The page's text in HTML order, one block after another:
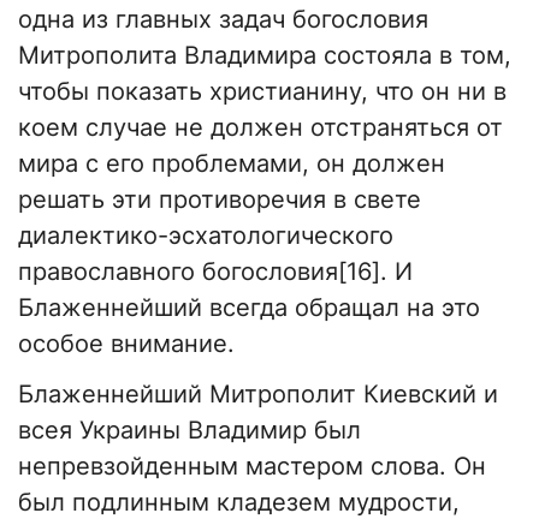
одна из главных задач богословия
Митрополита Владимира состояла в том,
чтобы показать христианину, что он ни в
коем случае не должен отстраняться от
мира с его проблемами, он должен
решать эти противоречия в свете
диалектико-эсхатологического
православного богословия[16]. И
Блаженнейший всегда обращал на это
особое внимание.
Блаженнейший Митрополит Киевский и
всея Украины Владимир был
непревзойденным мастером слова. Он
был подлинным кладезем мудрости,